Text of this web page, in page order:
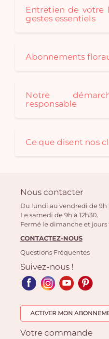
Entretien de votre
gestes essentiels
Abonnements
Notre
responsable
Ce que disent nos
Nous contacter
Du lundi au vendredi de 9h
Le samedi de 9h à 12h30.
Fermé le dimanche et jours
CONTACTEZ-NOUS
Questions Fréquentes
Suivez-nous !
ACTIVER MON
Votre commande